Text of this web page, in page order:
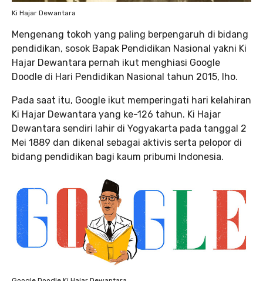
Ki Hajar Dewantara
Mengenang tokoh yang paling berpengaruh di bidang
pendidikan, sosok Bapak Pendidikan Nasional yakni Ki
Hajar Dewantara pernah ikut menghiasi Google
Doodle di Hari Pendidikan Nasional tahun 2015, lho.
Pada saat itu, Google ikut memperingati hari kelahiran
Ki Hajar Dewantara yang ke-126 tahun. Ki Hajar
Dewantara sendiri lahir di Yogyakarta pada tanggal 2
Mei 1889 dan dikenal sebagai aktivis serta pelopor di
bidang pendidikan bagi kaum pribumi Indonesia.